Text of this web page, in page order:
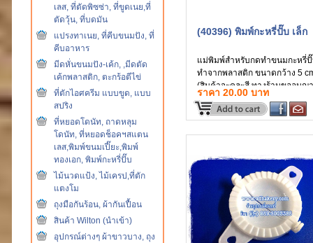
เลส, ที่ตัดพิซซ่า, ที่ขูดเนย,ที่
ตัดวุ้น, ที่บดมัน
แปรงทาเนย, ที่คีบขนมปัง, ที่
คีบอาหาร
มีดหั่นขนมปัง-เค้ก, ,มีดตัด
เค้กพลาสติก, ตะกร้อตีไข่
ที่ตักไอศครีม แบบขูด, แบบ
สปริง
ที่หยอดโดนัท, ถาดหลุม
โดนัท, ที่หยอดช็อคฯสแตน
เลส,พิมพ์ขนมเปี๊ยะ,พิมพ์
ทองเอก, พิมพ์กะหรี่ปั๊บ
ไม้นวดแป้ง, ไม้เครป,ที่ตัก
แตงโม
ถุงมือกันร้อน, ผ้ากันเปื้อน
สินค้า Wilton (นำเข้า)
อุปกรณ์ต่างๆ ผ้าขาวบาง, ถุง
(40396) พิมพ์กะหรี่ปั๊บ เล็ก
แม่พิมพ์สำหรับกดทำขนมกะหรี่
ทำจากพลาสติก ขนาดกว้าง 5
(สินค้าจะคละสี ทางร้านขออนุญ
ในการเลือกสีแม่พิมพ์ให้นะคะ)
ราคา 20.00 บาท